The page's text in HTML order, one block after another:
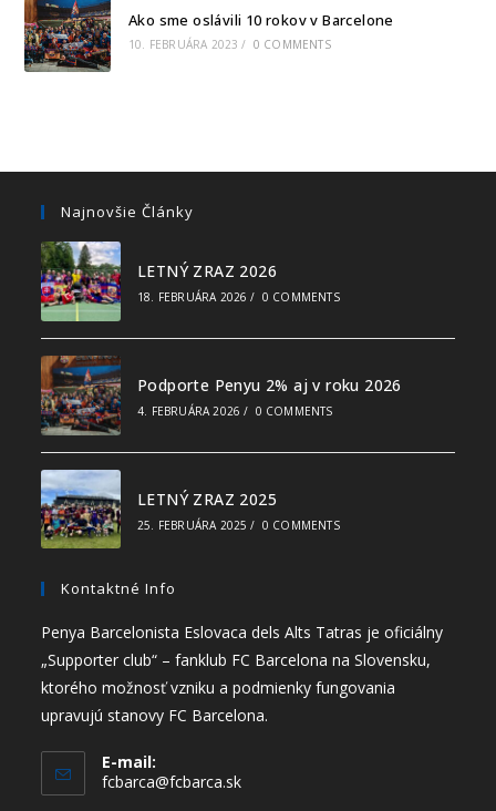
Ako sme oslávili 10 rokov v Barcelone
10. FEBRUÁRA 2023 / 0 COMMENTS
Najnovšie Články
LETNÝ ZRAZ 2026
18. FEBRUÁRA 2026 / 0 COMMENTS
Podporte Penyu 2% aj v roku 2026
4. FEBRUÁRA 2026 / 0 COMMENTS
LETNÝ ZRAZ 2025
25. FEBRUÁRA 2025 / 0 COMMENTS
Kontaktné Info
Penya Barcelonista Eslovaca dels Alts Tatras je oficiálny
„Supporter club“ – fanklub FC Barcelona na Slovensku,
ktorého možnosť vzniku a podmienky fungovania
upravujú stanovy FC Barcelona.
E-mail:
fcbarca@fcbarca.sk